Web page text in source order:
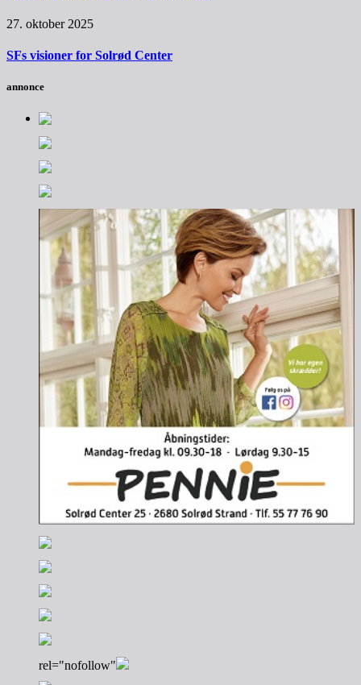
27. oktober 2025
SFs visioner for Solrød Center
annonce
rel="nofollow"